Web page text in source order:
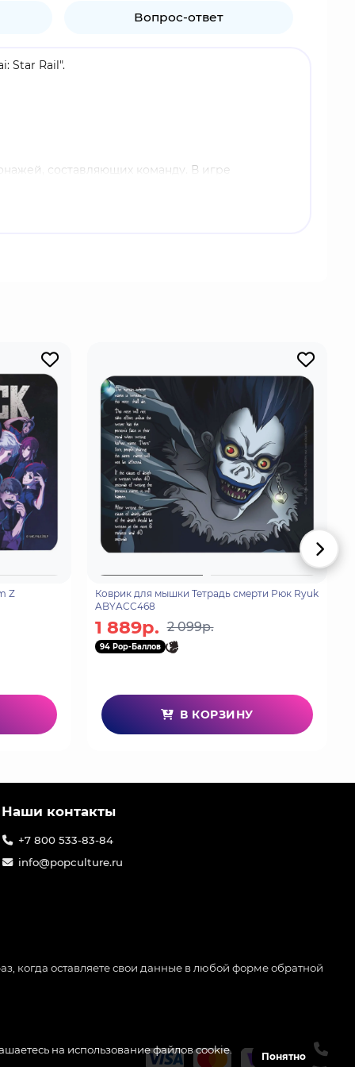
Вопрос-ответ
Star Rail".
составляющих команду. В игре
Z
Коврик для мышки Тетрадь смерти Рюк Ryuk
ABYACC468
1 889р. 2 099р.
94 Pop-Баллов
В КОРЗИНУ
на использование файлов cookie.
Понятно
Наши контакты
+7 800 533-83-84
info@popculture.ru
когда оставляете свои данные в любой форме обратной